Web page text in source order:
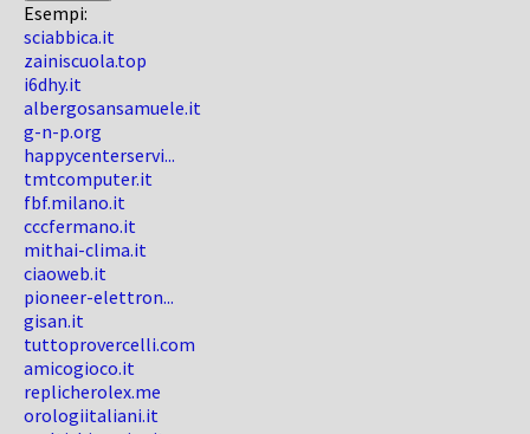
Esempi:
sciabbica.it
zainiscuola.top
i6dhy.it
albergosansamuele.it
g-n-p.org
happycenterservi...
tmtcomputer.it
fbf.milano.it
cccfermano.it
mithai-clima.it
ciaoweb.it
pioneer-elettron...
gisan.it
tuttoprovercelli.com
amicogioco.it
replicherolex.me
orologiitaliani.it